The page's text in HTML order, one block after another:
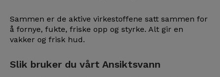
Sammen er de aktive virkestoffene satt sammen for
å fornye, fukte, friske opp og styrke. Alt gir en
vakker og frisk hud.
Slik bruker du vårt Ansiktsvann